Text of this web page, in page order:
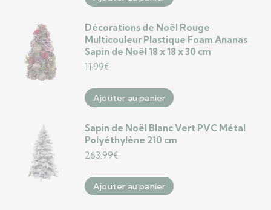
Décorations de Noël Rouge
Multicouleur Plastique Foam Ananas
Sapin de Noël 18 x 18 x 30 cm
11.99€
Ajouter au panier
Sapin de Noël Blanc Vert PVC Métal
Polyéthylène 210 cm
263.99€
Ajouter au panier